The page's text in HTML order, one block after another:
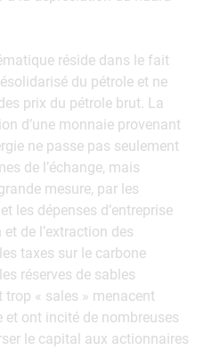
réside dans le fait
du pétrole et ne
prix du pétrole brut. La
d’une monnaie provenant
ne passe pas seulement
de l’échange, mais
mesure, par les
les dépenses d’entreprise
de l’extraction des
taxes sur le carbone
réserves de sables
« sales » menacent
et ont incité de nombreuses
le capital aux actionnaires